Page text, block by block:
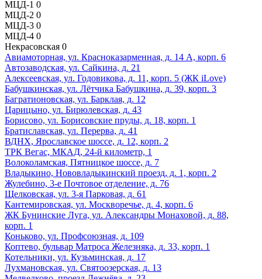
МЦД-1 0
МЦД-2 0
МЦД-3 0
МЦД-4 0
Некрасовская 0
Авиамоторная, ул. Красноказарменная, д. 14 А, корп. 6
Автозаводская, ул. Сайкина, д. 21
Алексеевская, ул. Годовикова, д. 11, корп. 5 (ЖК iLove)
Бабушкинская, ул. Лётчика Бабушкина, д. 39, корп. 3
Багратионовская, ул. Барклая, д. 12
Царицыно, ул. Бирюлевская, д. 43
Борисово, ул. Борисовские пруды, д. 18, корп. 1
Братиславская, ул. Перерва, д. 41
ВДНХ, Ярославское шоссе, д. 12, корп. 2
ТРК Вегас, МКАД, 24-й километр, 1
Волоколамская, Пятницкое шоссе, д. 7
Владыкино, Нововладыкинский проезд, д. 1, корп. 2
Жулебино, 3-е Почтовое отделение, д. 76
Щелковская, ул. 3-я Парковая, д. 61
Кантемировская, ул. Москворечье, д. 4, корп. 6
ЖК Бунинские Луга, ул. Александры Монаховой, д. 88,
корп. 1
Коньково, ул. Профсоюзная, д. 109
Коптево, бульвар Матроса Железняка, д. 33, корп. 1
Котельники, ул. Кузьминская, д. 17
Лухмановская, ул. Святоозерская, д. 13